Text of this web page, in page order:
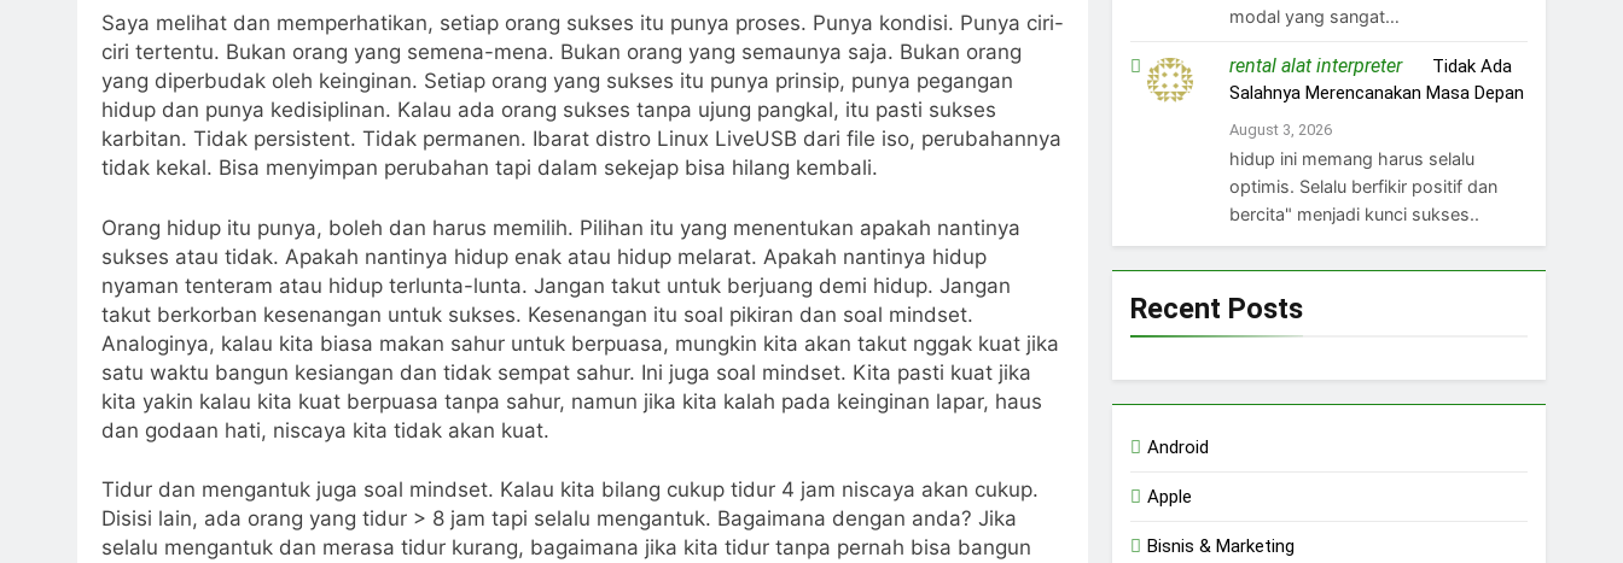
Saya melihat dan memperhatikan, setiap orang sukses itu punya proses. Punya kondisi. Punya ciri-
ciri tertentu. Bukan orang yang semena-mena. Bukan orang yang semaunya saja. Bukan orang
yang diperbudak oleh keinginan. Setiap orang yang sukses itu punya prinsip, punya pegangan
hidup dan punya kedisiplinan. Kalau ada orang sukses tanpa ujung pangkal, itu pasti sukses
karbitan. Tidak persistent. Tidak permanen. Ibarat distro Linux LiveUSB dari file iso, perubahannya
tidak kekal. Bisa menyimpan perubahan tapi dalam sekejap bisa hilang kembali.
Orang hidup itu punya, boleh dan harus memilih. Pilihan itu yang menentukan apakah nantinya
sukses atau tidak. Apakah nantinya hidup enak atau hidup melarat. Apakah nantinya hidup
nyaman tenteram atau hidup terlunta-lunta. Jangan takut untuk berjuang demi hidup. Jangan
takut berkorban kesenangan untuk sukses. Kesenangan itu soal pikiran dan soal mindset.
Analoginya, kalau kita biasa makan sahur untuk berpuasa, mungkin kita akan takut nggak kuat jika
satu waktu bangun kesiangan dan tidak sempat sahur. Ini juga soal mindset. Kita pasti kuat jika
kita yakin kalau kita kuat berpuasa tanpa sahur, namun jika kita kalah pada keinginan lapar, haus
dan godaan hati, niscaya kita tidak akan kuat.
Tidur dan mengantuk juga soal mindset. Kalau kita bilang cukup tidur 4 jam niscaya akan cukup.
Disisi lain, ada orang yang tidur > 8 jam tapi selalu mengantuk. Bagaimana dengan anda? Jika
selalu mengantuk dan merasa tidur kurang, bagaimana jika kita tidur tanpa pernah bisa bangun
modal yang sangat…
rental alat interpreteron Tidak Ada
Salahnya Merencanakan Masa Depan
August 3, 2026
hidup ini memang harus selalu
optimis. Selalu berfikir positif dan
bercita" menjadi kunci sukses..
Recent Posts
Android
Apple
Bisnis & Marketing